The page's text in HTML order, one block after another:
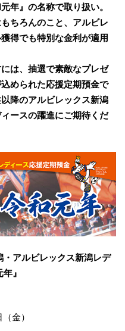
年』の名称で取り扱い。
ちろんのこと、アルビレ
得でも特別な金利が適用
は、抽選で素敵なプレゼ
められた応援定期預金で
降のアルビレックス新潟
ースの躍進にご期待くだ
アルビレックス新潟レデ
』
金）